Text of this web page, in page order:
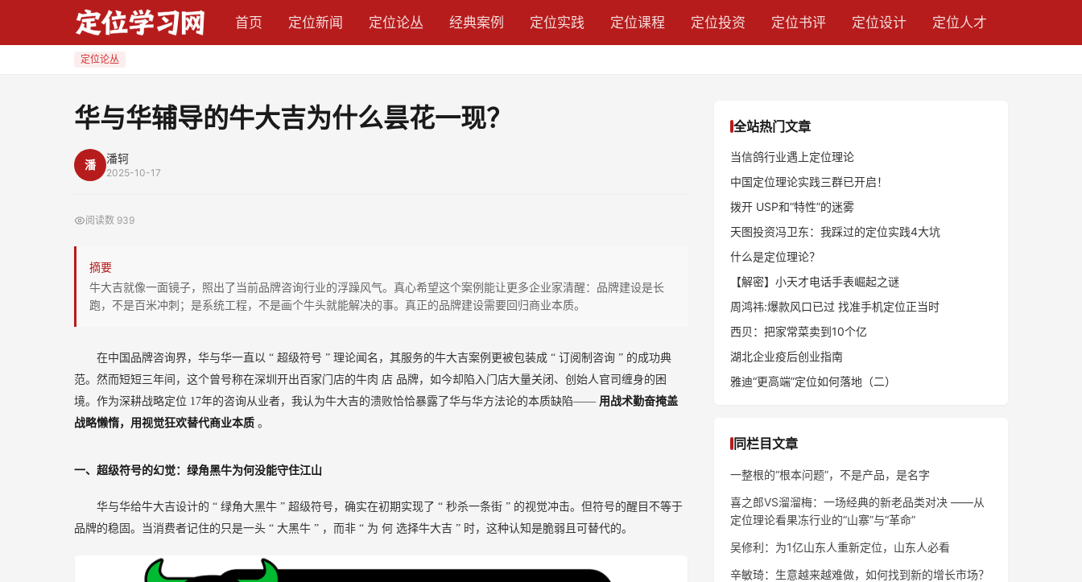
首页 定位新闻 定位论丛 经典案例 定位实践 定位课程 定位投资 定位书评 定位设计 定位人才
定位论丛
华与华辅导的牛大吉为什么昙花一现？
潘 潘轲
2025-10-17
阅读数 939
摘要
牛大吉就像一面镜子，照出了当前品牌咨询行业的浮躁风气。真心希望这个案例能让更多企业家清醒：品牌建设是长
跑，不是百米冲刺；是系统工程，不是画个牛头就能解决的事。真正的品牌建设需要回归商业本质。
在中国品牌咨询界，华与华一直以 “ 超级符号 ” 理论闻名，其服务的牛大吉案例更被包装成 “ 订阅制咨询 ” 的成功典
范。然而短短三年间，这个曾号称在深圳开出百家门店的牛肉 店 品牌，如今却陷入门店大量关闭、创始人官司缠身的困
境。作为深耕战略定位 17年的咨询从业者，我认为牛大吉的溃败恰恰暴露了华与华方法论的本质缺陷—— 用战术勤奋掩盖
战略懒惰，用视觉狂欢替代商业本质 。
一、超级符号的幻觉：绿角黑牛为何没能守住江山
华与华给牛大吉设计的 “ 绿角大黑牛 ” 超级符号，确实在初期实现了 “ 秒杀一条街 ” 的视觉冲击。但符号的醒目不等于
品牌的稳固。当消费者记住的只是一头 “ 大黑牛 ” ，而非 “ 为 何 选择牛大吉 ” 时，这种认知是脆弱且可替代的。
全站热门文章
当信鸽行业遇上定位理论
中国定位理论实践三群已开启！
拨开 USP和“特性”的迷雾
天图投资冯卫东：我踩过的定位实践4大坑
什么是定位理论？
【解密】小天才电话手表崛起之谜
周鸿祎:爆款风口已过 找准手机定位正当时
西贝：把家常菜卖到10个亿
湖北企业疫后创业指南
雅迪“更高端”定位如何落地（二）
同栏目文章
一整根的“根本问题”，不是产品，是名字
喜之郎VS溜溜梅：一场经典的新老品类对决 ——从
定位理论看果冻行业的“山寨”与“革命”
吴修利：为1亿山东人重新定位，山东人必看
辛敏琦：生意越来越难做，如何找到新的增长市场？